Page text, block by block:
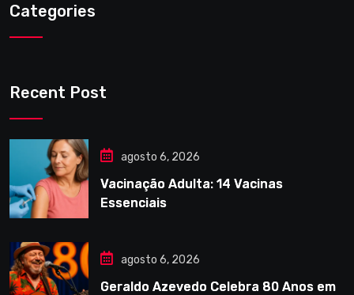
Categories
Recent Post
agosto 6, 2026
Vacinação Adulta: 14 Vacinas
Essenciais
agosto 6, 2026
Geraldo Azevedo Celebra 80 Anos em